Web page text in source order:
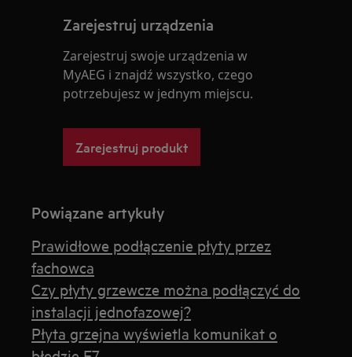
Zarejestruj urządzenia
Zarejestruj swoje urządzenia w
MyAEG i znajdź wszystko, czego
potrzebujesz w jednym miejscu.
Zarejestruj produkt
Powiązane artykuły
Prawidłowe podłączenie płyty przez
fachowca
Czy płyty grzewcze można podłączyć do
instalacji jednofazowej?
Płyta grzejna wyświetla komunikat o